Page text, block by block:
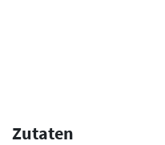
Zutaten